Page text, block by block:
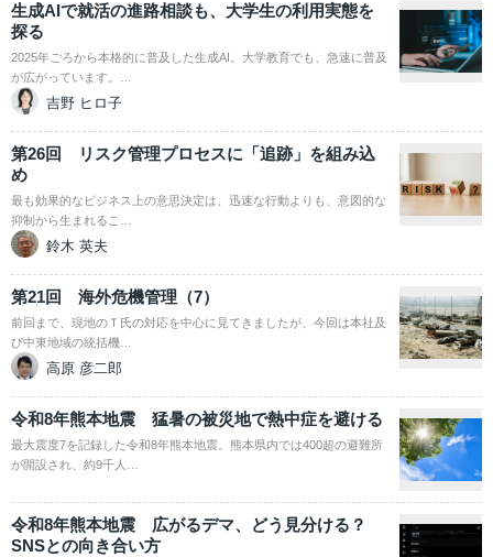
生成AIで就活の進路相談も、大学生の利用実態を
探る
2025年ごろから本格的に普及した生成AI。大学教育でも、急速に普及
が広がっています。…
吉野 ヒロ子
第26回 リスク管理プロセスに「追跡」を組み込
め
最も効果的なビジネス上の意思決定は、迅速な行動よりも、意図的な
抑制から生まれるこ…
鈴木 英夫
第21回 海外危機管理（7）
前回まで、現地のＴ氏の対応を中心に見てきましたが、今回は本社及
び中東地域の統括機…
高原 彦二郎
令和8年熊本地震 猛暑の被災地で熱中症を避ける
最大震度7を記録した令和8年熊本地震。熊本県内では400超の避難所
が開設され、約9千人…
令和8年熊本地震 広がるデマ、どう見分ける？
SNSとの向き合い方